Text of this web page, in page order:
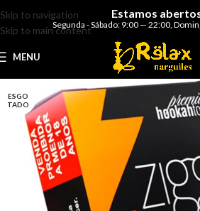
Skip to navigation
Skip to main content
Estamos
Segunda - Sábado: 9:00 — 22:00,
MENU
ESGO
TADO